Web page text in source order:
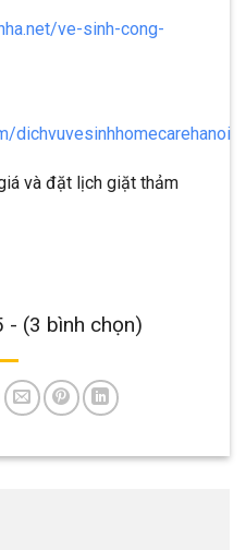
ve-sinh-cong-
dichvuvesinhhomecarehanoi
và đặt lịch giặt thảm
- (3 bình chọn)